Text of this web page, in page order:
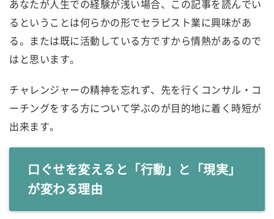
あなたが人生での経験が浅い場合、この記事を読んでい
るということは何らかの形でセラピスト業に興味があ
る。または既に活動している方ですから情熱があるので
はと思います。
チャレンジャーの精神を忘れず、先を行くコンサル・コ
ーチングをする方について学ぶのが目的地に着く時短が
出来ます。
口ぐせを変えると「行動」と「現実」
が変わる理由